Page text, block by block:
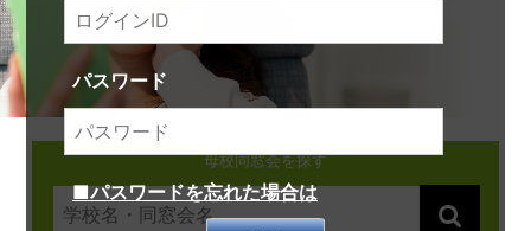
パスワード
■パスワードを忘れた場合は
母校同窓会を探す